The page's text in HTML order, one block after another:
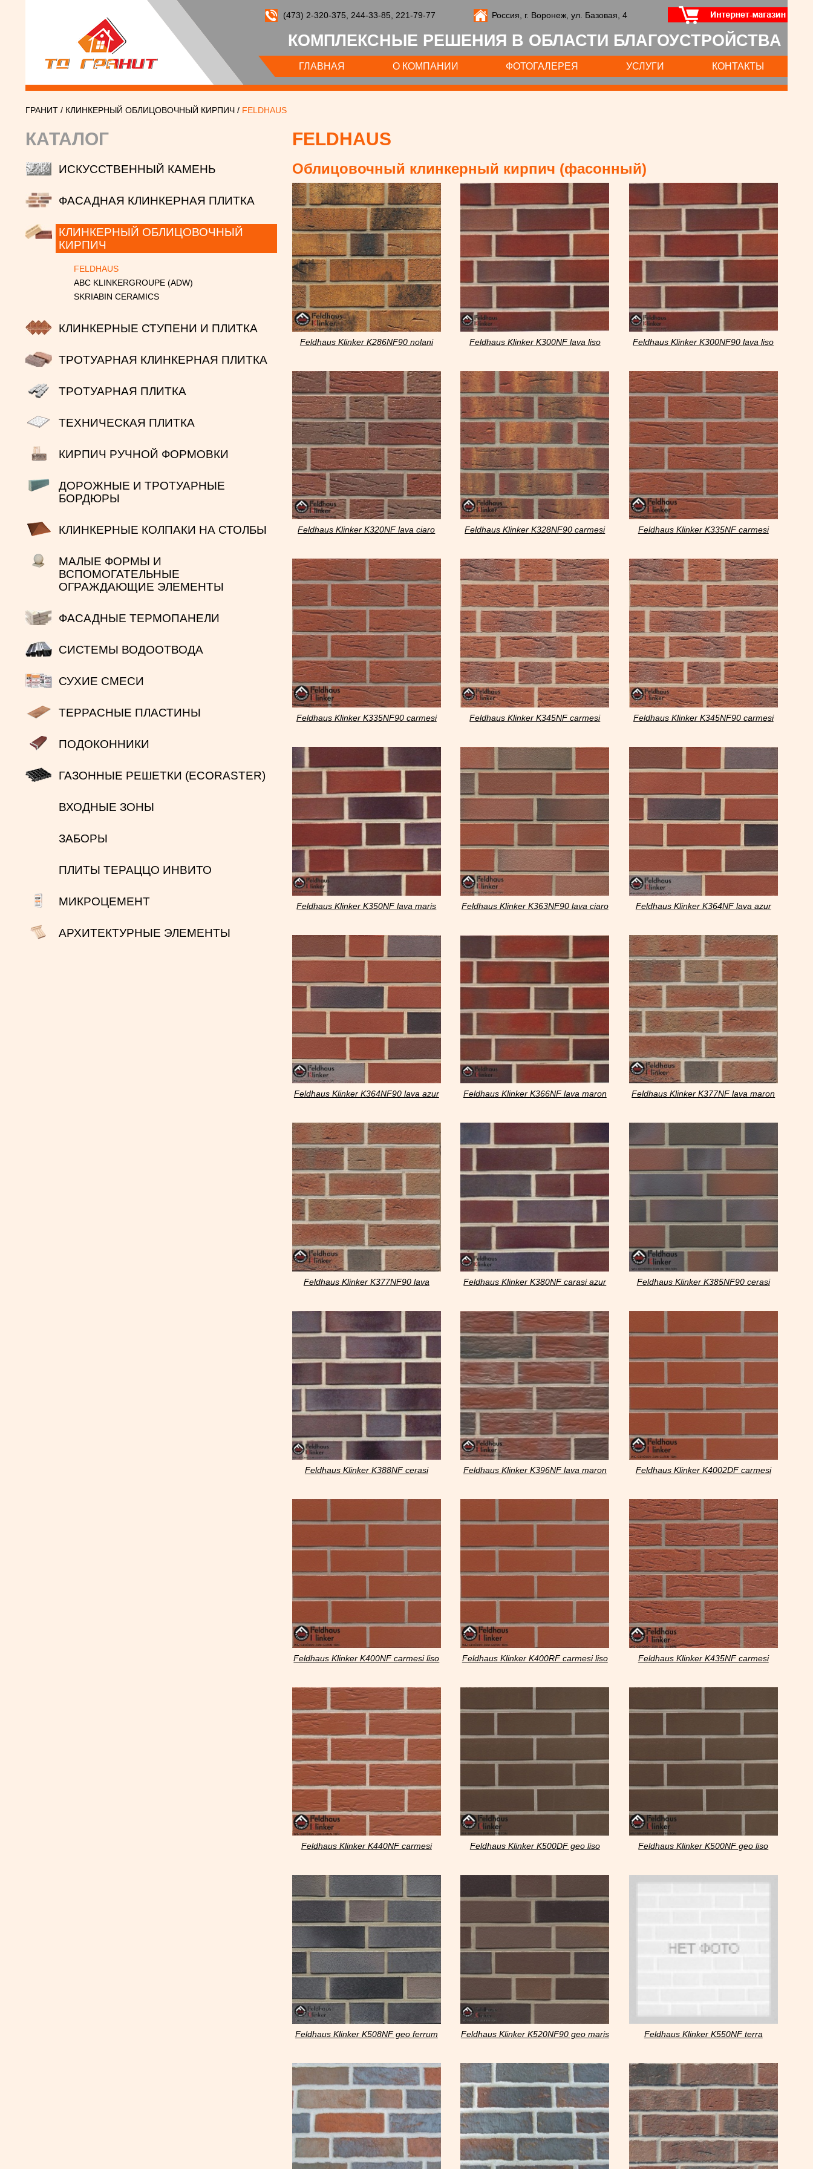
(473) 2-320-375, 244-33-85, 221-79-77 Россия, г. Воронеж, ул. Базовая, 4
КОМПЛЕКСНЫЕ РЕШЕНИЯ В ОБЛАСТИ БЛАГОУСТРОЙСТВА
ГЛАВНАЯ О КОМПАНИИ ФОТОГАЛЕРЕЯ УСЛУГИ КОНТАКТЫ
ГРАНИТ / КЛИНКЕРНЫЙ ОБЛИЦОВОЧНЫЙ КИРПИЧ / FELDHAUS
FELDHAUS
Облицовочный клинкерный кирпич (фасонный)
Feldhaus Klinker K286NF90 nolani
Feldhaus Klinker K300NF lava liso Feldhaus Klinker K300NF90 lava liso
Feldhaus Klinker K320NF lava ciaro
Feldhaus Klinker K328NF90 carmesi
Feldhaus Klinker K335NF carmesi
Feldhaus Klinker K335NF90 carmesi
Feldhaus Klinker K345NF carmesi
Feldhaus Klinker K345NF90 carmesi
Feldhaus Klinker K350NF lava maris
Feldhaus Klinker K363NF90 lava ciaro
Feldhaus Klinker K364NF lava azur
Feldhaus Klinker K364NF90 lava azur
Feldhaus Klinker K366NF lava maron
Feldhaus Klinker K377NF lava maron
Feldhaus Klinker K377NF90 lava
Feldhaus Klinker K380NF carasi azur
Feldhaus Klinker K385NF90 cerasi
Feldhaus Klinker K388NF cerasi
Feldhaus Klinker K396NF lava maron
Feldhaus Klinker K4002DF carmesi
Feldhaus Klinker K400NF carmesi liso Feldhaus Klinker K400RF carmesi liso
Feldhaus Klinker K435NF carmesi
Feldhaus Klinker K440NF carmesi
Feldhaus Klinker K500DF geo liso Feldhaus Klinker K500NF geo liso
Feldhaus Klinker K508NF geo ferrum
Feldhaus Klinker K520NF90 geo maris
Feldhaus Klinker K550NF terra
КАТАЛОГ
ИСКУССТВЕННЫЙ КАМЕНЬ
ФАСАДНАЯ КЛИНКЕРНАЯ ПЛИТКА
КЛИНКЕРНЫЙ ОБЛИЦОВОЧНЫЙ
КИРПИЧ
FELDHAUS
ABC KLINKERGROUPE (ADW)
SKRIABIN CERAMICS
КЛИНКЕРНЫЕ СТУПЕНИ И ПЛИТКА
ТРОТУАРНАЯ КЛИНКЕРНАЯ ПЛИТКА
ТРОТУАРНАЯ ПЛИТКА
ТЕХНИЧЕСКАЯ ПЛИТКА
КИРПИЧ РУЧНОЙ ФОРМОВКИ
ДОРОЖНЫЕ И ТРОТУАРНЫЕ
БОРДЮРЫ
КЛИНКЕРНЫЕ КОЛПАКИ НА СТОЛБЫ
МАЛЫЕ ФОРМЫ И
ВСПОМОГАТЕЛЬНЫЕ
ОГРАЖДАЮЩИЕ ЭЛЕМЕНТЫ
ФАСАДНЫЕ ТЕРМОПАНЕЛИ
СИСТЕМЫ ВОДООТВОДА
СУХИЕ СМЕСИ
ТЕРРАСНЫЕ ПЛАСТИНЫ
ПОДОКОННИКИ
ГАЗОННЫЕ РЕШЕТКИ (ECORASTER)
ВХОДНЫЕ ЗОНЫ
ЗАБОРЫ
ПЛИТЫ ТЕРАЦЦО ИНВИТО
МИКРОЦЕМЕНТ
АРХИТЕКТУРНЫЕ ЭЛЕМЕНТЫ